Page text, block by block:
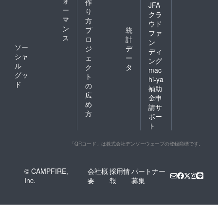
ー
マ
ン
ス
ソー
シャ
ル
グッ
ド
作
り
方
プ
ロ
ジ
ェ
ク
ト
の
広
め
方
統
計
デ
ー
タ
JFA
クラ
ウド
ファ
ン
ディ
ング
mac
hi-ya
補助
金申
請サ
ポー
ト
「QRコード」は株式会社デンソーウェーブの登録商標です。
© CAMPFIRE,
Inc.
会社概
要
採用情
報
パートナー
募集